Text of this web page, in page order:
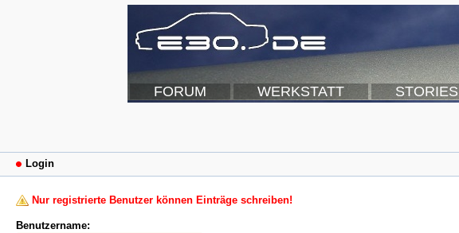
FORUM WERKSTATT STORIES
Login
Nur registrierte Benutzer können Einträge schreiben!
Benutzername: